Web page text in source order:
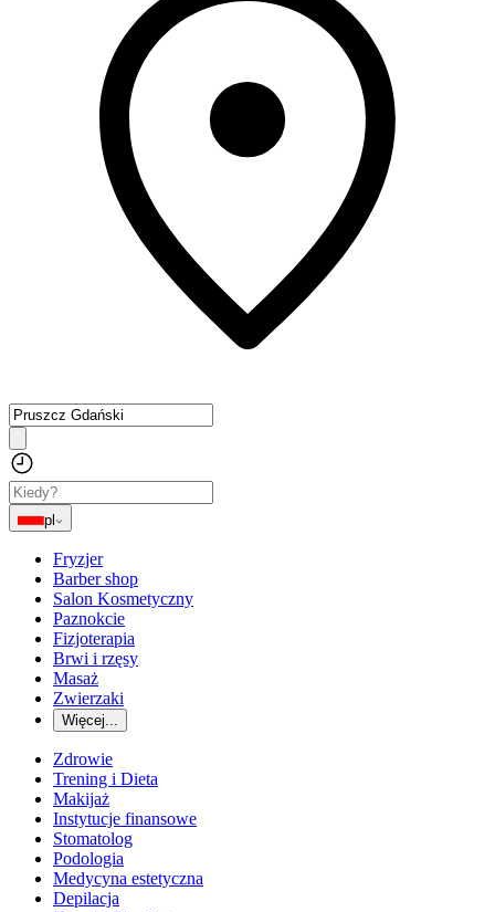
pl
Fryzjer
Barber shop
Salon Kosmetyczny
Paznokcie
Fizjoterapia
Brwi i rzęsy
Masaż
Zwierzaki
Więcej...
Zdrowie
Trening i Dieta
Makijaż
Instytucje finansowe
Stomatolog
Podologia
Medycyna estetyczna
Depilacja